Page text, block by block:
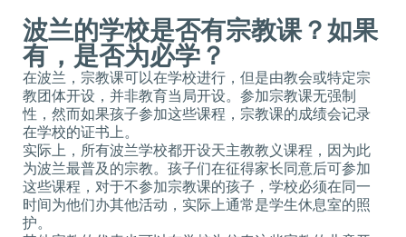
波兰的学校是否有宗教课？如果
有，是否为必学？
在波兰，宗教课可以在学校进行，但是由教会或特定宗
教团体开设，并非教育当局开设。参加宗教课无强制
性，然而如果孩子参加这些课程，宗教课的成绩会记录
在学校的证书上。
实际上，所有波兰学校都开设天主教教义课程，因为此
为波兰最普及的宗教。孩子们在征得家长同意后可参加
这些课程，对于不参加宗教课的孩子，学校必须在同一
时间为他们办其他活动，实际上通常是学生休息室的照
护。